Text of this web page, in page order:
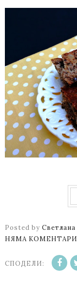
Posted by Светлана
НЯМА КОМЕНТАРИ
СПОДЕЛИ: